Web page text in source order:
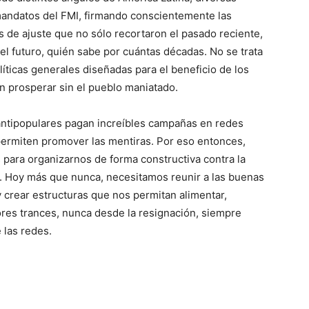
del FMI, firmando conscientemente las
de ajuste que no sólo recortaron el pasado reciente,
futuro, quién sabe por cuántas décadas. No se trata
generales diseñadas para el beneficio de los
prosperar sin el pueblo maniatado.
pagan increíbles campañas en redes
promover las mentiras. Por eso entonces,
organizarnos de forma constructiva contra la
más que nunca, necesitamos reunir a las buenas
estructuras que nos permitan alimentar,
trances, nunca desde la resignación, siempre
las redes.